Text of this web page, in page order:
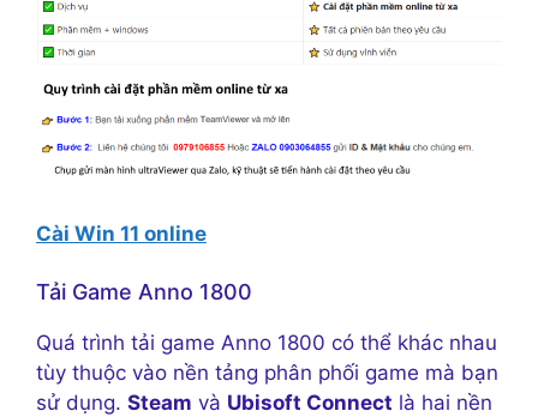
Cài Win 11 online
Tải Game Anno 1800
Quá trình tải game Anno 1800 có thể khác nhau
tùy thuộc vào nền tảng phân phối game mà bạn
sử dụng. Steam và Ubisoft Connect là hai nền